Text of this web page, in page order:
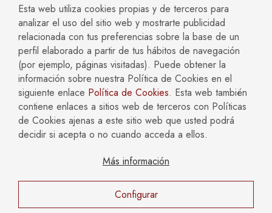
ABOGADOS ESPECIALIZADOS EN:
Accidentes y Negligencias
Civil
Compliance
Concursal
Empresas
Familia
Fiscal
Hipotecario y Bancario
Inmobiliario y Construcción
Laboral
Mercantil y Societario
Penal
AVISO LEGAL
POLÍTICA DE COOKIES
Esta web utiliza cookies propias y de terceros para
analizar el uso del sitio web y mostrarte publicidad
relacionada con tus preferencias sobre la base de un
perfil elaborado a partir de tus hábitos de navegación
(por ejemplo, páginas visitadas). Puede obtener la
información sobre nuestra Política de Cookies en el
siguiente enlace Política de Cookies. Esta web también
contiene enlaces a sitios web de terceros con Políticas
de Cookies ajenas a este sitio web que usted podrá
decidir si acepta o no cuando acceda a ellos.
Más información
Configurar